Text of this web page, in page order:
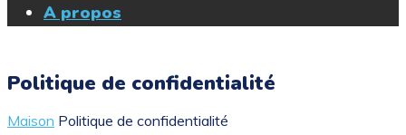
A propos
Politique de confidentialité
Maison Politique de confidentialité